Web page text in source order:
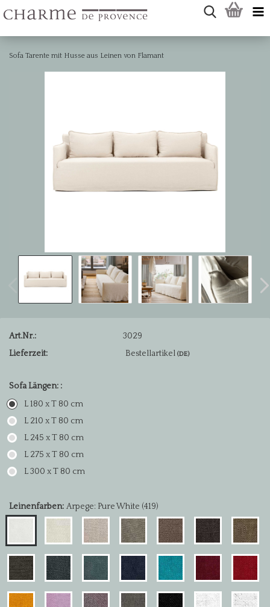
Sofa Tarente mit Husse aus Leinen von Flamant
Art.Nr.:
3029
Lieferzeit:
Bestellartikel(DE)
Sofa Längen: :
L 180 x T 80 cm
L 210 x T 80 cm
L 245 x T 80 cm
L 275 x T 80 cm
L 300 x T 80 cm
Leinenfarben: Arpege: Pure White (419)